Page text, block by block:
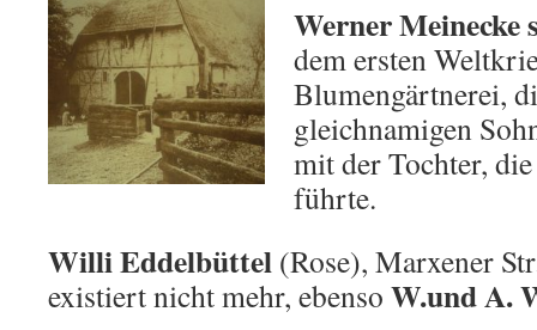
Werner Meinecke
dem ersten
Blumengärtnerei,
gleichnamigen
mit der Tochter,
führte.
Willi Eddelbüttel (Rose), Marxener
existiert nicht mehr, ebenso W.und A.